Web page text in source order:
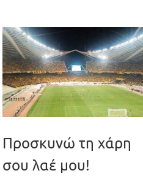
Προσκυνώ τη χάρη
σου λαέ μου!